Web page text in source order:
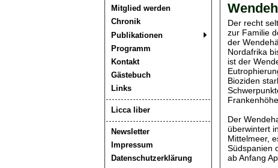
Mitglied werden
Chronik
Publikationen
Programm
Kontakt
Gästebuch
Links
Licca liber
Newsletter
Impressum
Datenschutzerklärung
Der recht
zur Familie
der
Nordafrika
ist der
Bioziden
Der
überwintert
Mittelmeer,
Südspanien
ab Anfang